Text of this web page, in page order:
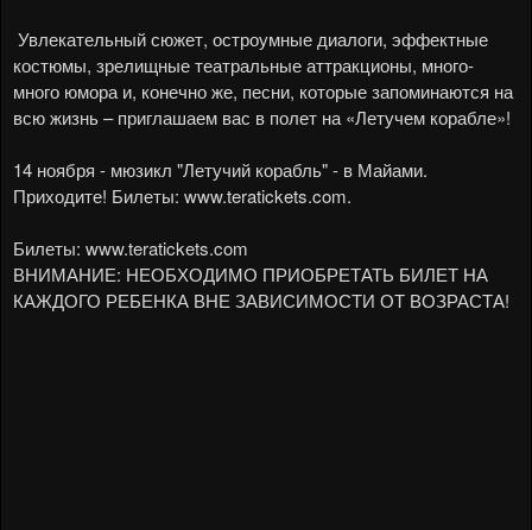
Увлекательный сюжет, остроумные диалоги, эффектные
костюмы, зрелищные театральные аттракционы, много-
много юмора и, конечно же, песни, которые запоминаются на
всю жизнь – приглашаем вас в полет на «Летучем корабле»!
14 ноября - мюзикл "Летучий корабль" - в Майами.
Приходите! Билеты: www.teratickets.com.
Билеты: www.teratickets.com
ВНИМАНИЕ: НЕОБХОДИМО ПРИОБРЕТАТЬ БИЛЕТ НА
КАЖДОГО РЕБЕНКА ВНЕ ЗАВИСИМОСТИ ОТ ВОЗРАСТА!